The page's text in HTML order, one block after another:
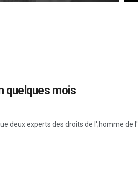
quelques mois
deux experts des droits de l';homme de